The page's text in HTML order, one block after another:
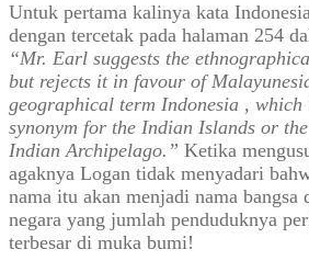
Untuk pertama kalinya kata
dengan tercetak pada halaman 254
“Mr. Earl suggests the
but rejects it in favour of
geographical term Indonesia , which
synonym for the Indian Islands or the
Indian Archipelago.” Ketika
agaknya Logan tidak menyadari
nama itu akan menjadi nama bangsa
negara yang jumlah penduduknya
terbesar di muka bumi!